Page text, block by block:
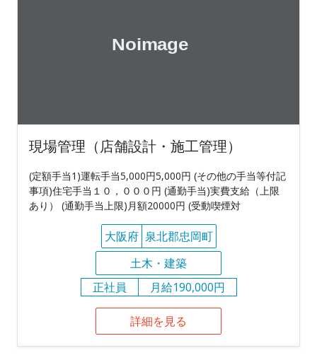
現場管理（店舗設計・施工管理）
(定額手当1)運転手当5,000円5,000円 (その他の手当等付記
事項)住宅手当１０，０００円 (通勤手当)実費支給（上限
あり） (通勤手当上限)月額20000円 (受動喫煙対
大阪府 泉北郡忠岡町
土木・建築
正社員
月給190,000円
詳細を見る